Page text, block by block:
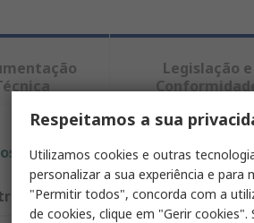
Legislação e
para encontrar produtos
Respeitamos a sua
Utilizamos cookies e outras
personalizar a sua experiência e
"Permitir todos", concorda com a
de cookies, clique em "Gerir